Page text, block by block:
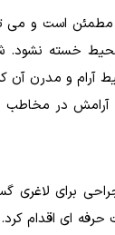
است و می
محیط خسته
آرام و مدرن آن
در مخاطب بالا
برای لاغری
ای اقدام کرد.